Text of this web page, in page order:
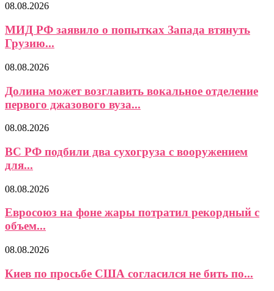
08.08.2026
МИД РФ заявило о попытках Запада втянуть
Грузию...
08.08.2026
Долина может возглавить вокальное отделение
первого джазового вуза...
08.08.2026
ВС РФ подбили два сухогруза с вооружением
для...
08.08.2026
Евросоюз на фоне жары потратил рекордный с
объем...
08.08.2026
Киев по просьбе США согласился не бить по...